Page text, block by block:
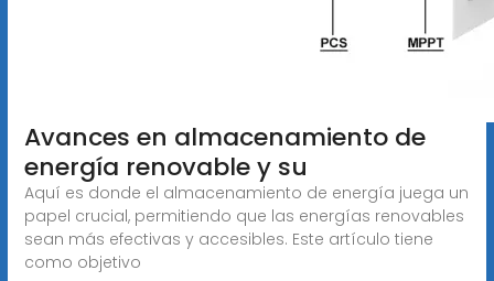
Avances en almacenamiento de
energía renovable y su
Aquí es donde el almacenamiento de energía juega un
papel crucial, permitiendo que las energías renovables
sean más efectivas y accesibles. Este artículo tiene
como objetivo